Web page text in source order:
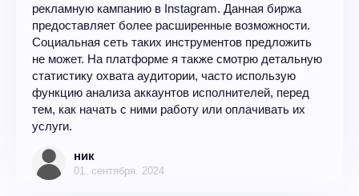
рекламную кампанию в Instagram. Данная биржа
предоставляет более расширенные возможности.
Социальная сеть таких инструментов предложить
не может. На платформе я также смотрю детальную
статистику охвата аудитории, часто использую
функцию анализа аккаунтов исполнителей, перед
тем, как начать с ними работу или оплачивать их
услуги.
ник
01. сентября. 2024